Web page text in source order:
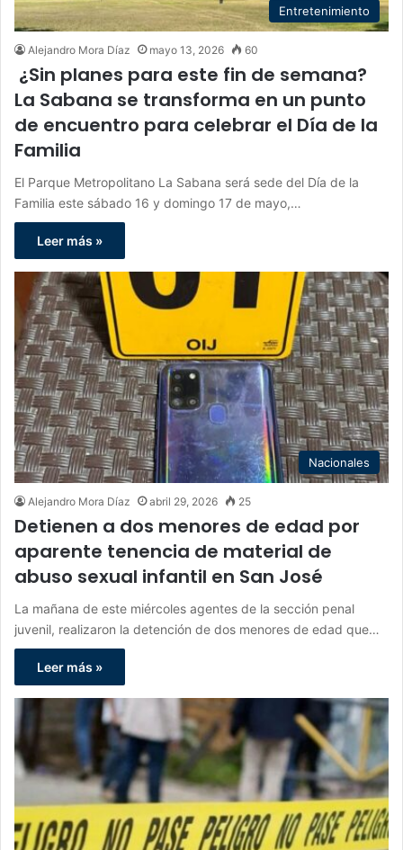
Entretenimiento
Alejandro Mora Díaz mayo 13, 2026 60
¿Sin planes para este fin de semana?
La Sabana se transforma en un punto
de encuentro para celebrar el Día de la
Familia
El Parque Metropolitano La Sabana será sede del Día de la
Familia este sábado 16 y domingo 17 de mayo,…
Leer más »
Nacionales
Alejandro Mora Díaz abril 29, 2026 25
Detienen a dos menores de edad por
aparente tenencia de material de
abuso sexual infantil en San José
La mañana de este miércoles agentes de la sección penal
juvenil, realizaron la detención de dos menores de edad que…
Leer más »